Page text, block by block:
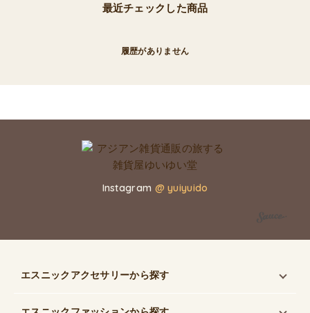
最近チェックした商品
履歴がありません
Instagram @ yuiyuido
エスニックアクセサリーから探す